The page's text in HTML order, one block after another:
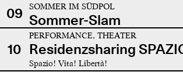
09
SOMMER IM SÜDPOL
Sommer-Slam
10
PERFORMANCE, THEATER
Residenzsharing
Spazio! Vita! Libertà!